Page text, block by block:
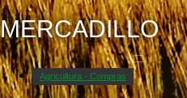
MERCADILLO
Agricultura - Compras